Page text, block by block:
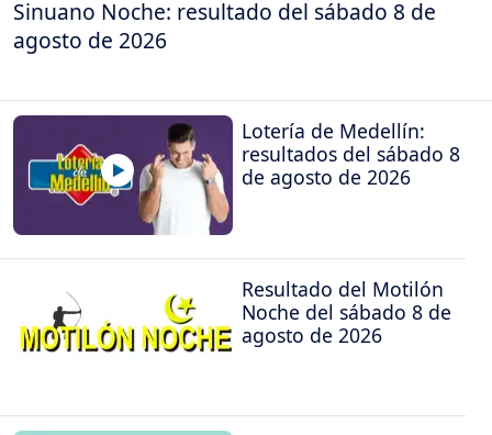
Sinuano Noche: resultado del sábado 8 de
agosto de 2026
Lotería de Medellín:
resultados del sábado 8
de agosto de 2026
Resultado del Motilón
Noche del sábado 8 de
agosto de 2026